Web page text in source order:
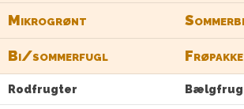
Mikrogrønt
Bi/sommerfugl
Rodfrugter